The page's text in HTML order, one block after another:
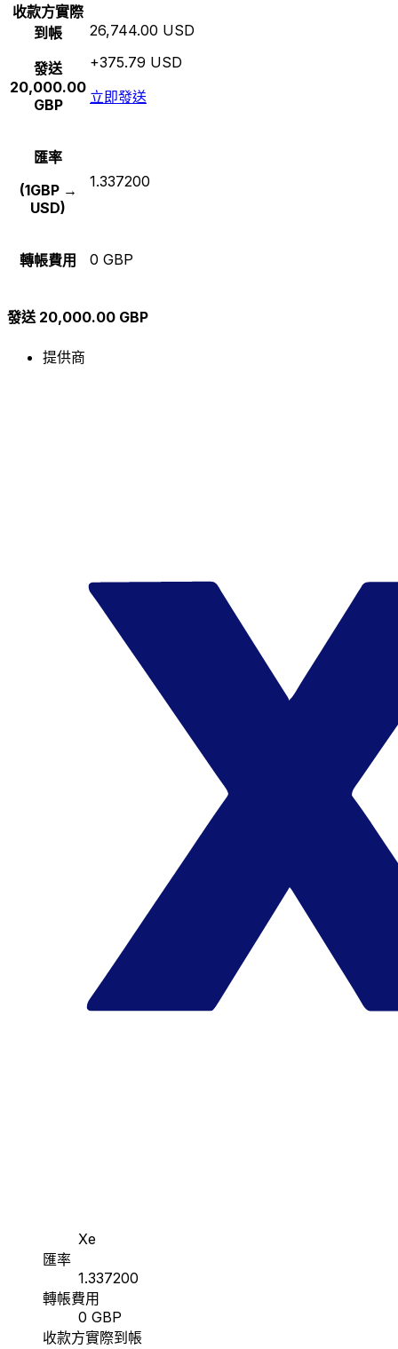
收款方實際
到帳
發送
20,000.00
GBP
26,744.00 USD
+375.79 USD
立即發送
匯率
(1GBP →
USD)
1.337200
轉帳費用 0 GBP
發送 20,000.00 GBP
提供商
Xe
匯率
1.337200
轉帳費用
0 GBP
收款方實際到帳